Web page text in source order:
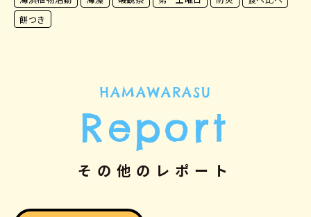
餅つき
HAMAWARASU
Report
その他のレポート